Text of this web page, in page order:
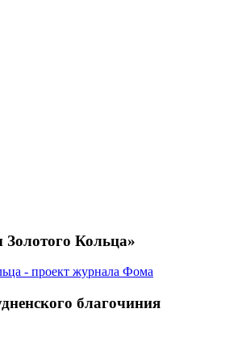
Кольца»
благочиния